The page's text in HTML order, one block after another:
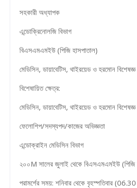
সহকারী অধ্যাপক
এন্ডোক্রিনোলজি বিভাগ
বিএসএমএমইউ (পিজি হাসপাতাল)
মেডিসিন, ডায়াবেটিস, থাইরয়েড ও হরমোন বিশেষজ্ঞ
বিশেষায়িত ক্ষেত্র:
মেডিসিন, ডায়াবেটিস, থাইরয়েড ও হরমোন বিশেষজ্ঞ
ফেলোশিপ/সদস্যপদ/কাজের অভিজ্ঞতা
এন্ডোক্রাইন মেডিসিন বিভাগ
২০০M সালের জুলাই থেকে বিএসএমএমইউ (পিজি
পরামর্শের সময়: শনিবার থেকে বৃহস্পতিবার